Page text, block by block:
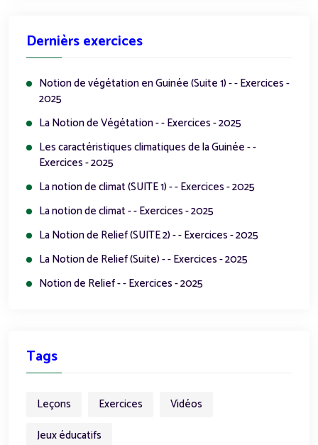
Dernièrs exercices
Notion de végétation en Guinée (Suite 1) - - Exercices -
2025
La Notion de Végétation - - Exercices - 2025
Les caractéristiques climatiques de la Guinée - -
Exercices - 2025
La notion de climat (SUITE 1) - - Exercices - 2025
La notion de climat - - Exercices - 2025
La Notion de Relief (SUITE 2) - - Exercices - 2025
La Notion de Relief (Suite) - - Exercices - 2025
Notion de Relief - - Exercices - 2025
Tags
Leçons Exercices
Vidéos
Jeux éducatifs